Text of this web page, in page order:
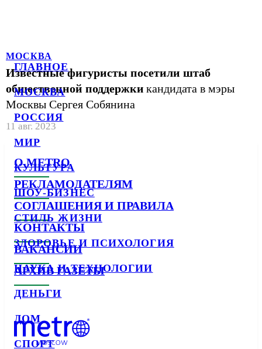
ГЛАВНОЕ
МОСКВА
РОССИЯ
МИР
КУЛЬТУРА
ШОУ-БИЗНЕС
СТИЛЬ ЖИЗНИ
ЗДОРОВЬЕ И ПСИХОЛОГИЯ
НАУКА И ТЕХНОЛОГИИ
ДЕНЬГИ
ДОМ
СПОРТ
МОСКВА
Известные фигуристы посетили штаб
общественной поддержки кандидата в мэры
Москвы Сергея Собянина
11 авг. 2023
О METRO
РЕКЛАМОДАТЕЛЯМ
СОГЛАШЕНИЯ И ПРАВИЛА
КОНТАКТЫ
ВАКАНСИИ
АРХИВ ГАЗЕТЫ